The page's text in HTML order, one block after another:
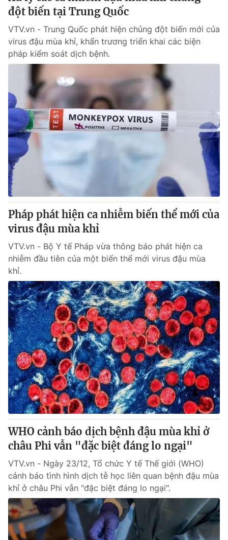
đột biến tại Trung Quốc
VTV.vn - Trung Quốc phát hiện chủng đột biến mới của
virus đậu mùa khỉ, khẩn trương triển khai các biện
pháp kiểm soát dịch bệnh.
Pháp phát hiện ca nhiễm biến thể mới của
virus đậu mùa khỉ
VTV.vn - Bộ Y tế Pháp vừa thông báo phát hiện ca
nhiễm đầu tiên của một biến thể mới virus đậu mùa
khỉ.
WHO cảnh báo dịch bệnh đậu mùa khỉ ở
châu Phi vẫn "đặc biệt đáng lo ngại"
VTV.vn - Ngày 23/12, Tổ chức Y tế Thế giới (WHO)
cảnh báo tình hình dịch tễ học liên quan bệnh đậu mùa
khỉ ở châu Phi vẫn "đặc biệt đáng lo ngại".